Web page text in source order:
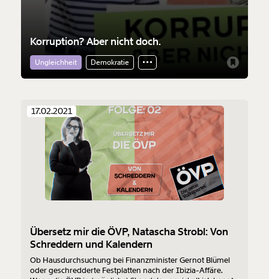
Korruption? Aber nicht doch.
Ungleichheit Demokratie
17.02.2021
Übersetz mir die ÖVP, Natascha Strobl: Von
Schreddern und Kalendern
Ob Hausdurchsuchung bei Finanzminister Gernot Blümel
oder geschredderte Festplatten nach der Ibizia-Affäre.